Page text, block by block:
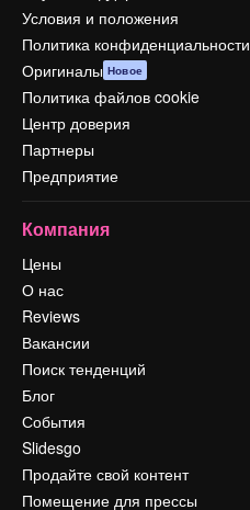
Условия и положения
Политика конфиденциальности
Оригиналы Новое
Политика файлов cookie
Центр доверия
Партнеры
Предприятие
Компания
Цены
О нас
Reviews
Вакансии
Поиск тенденций
Блог
События
Slidesgo
Продайте свой контент
Помещение для прессы